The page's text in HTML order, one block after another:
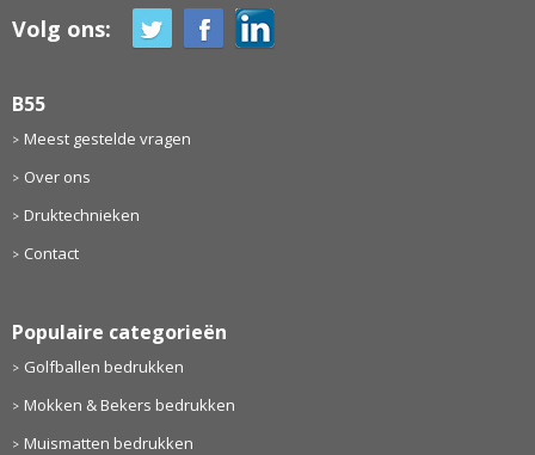
Volg ons:
B55
Meest gestelde vragen
Over ons
Druktechnieken
Contact
Populaire categorieën
Golfballen bedrukken
Mokken & Bekers bedrukken
Muismatten bedrukken